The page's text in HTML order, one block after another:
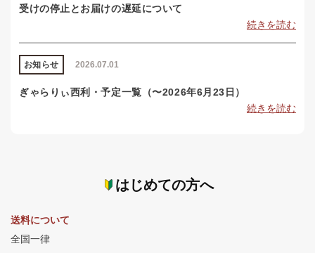
受けの停止とお届けの遅延について
続きを読む
2026.07.01
お知らせ
ぎゃらりぃ西利・予定一覧（〜2026年6月23日）
続きを読む
はじめての方へ
送料について
全国一律